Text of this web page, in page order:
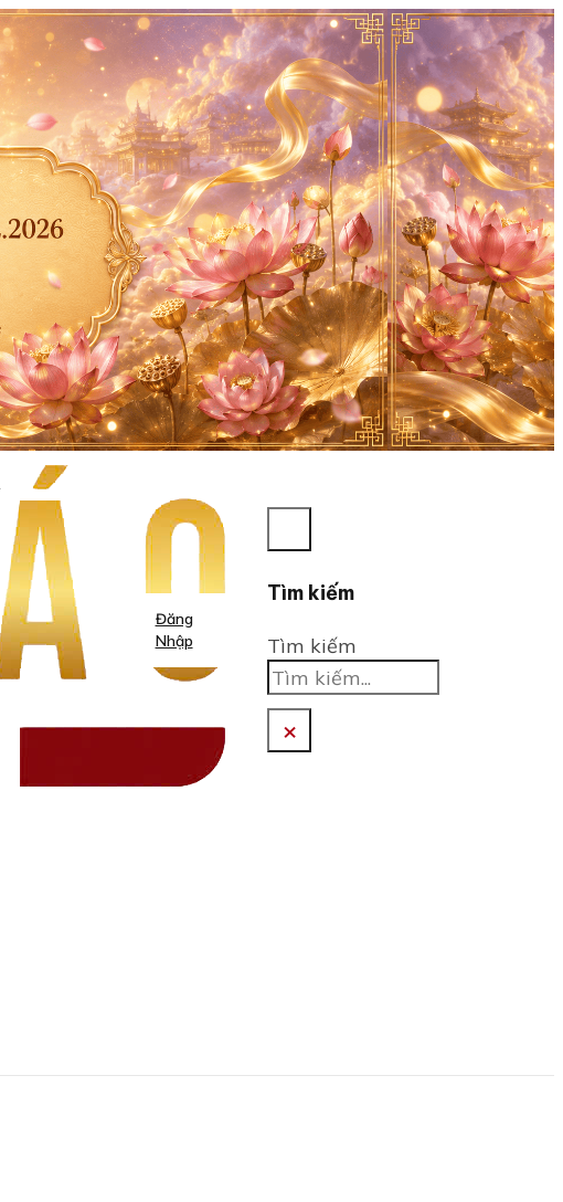
Đăng
Nhập
Tìm kiếm
Tìm kiếm
×